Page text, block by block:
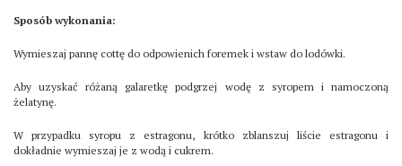
Sposób wykonania:
Wymieszaj pannę cottę do odpowienich foremek i wstaw do lodówki.
Aby uzyskać różaną galaretkę podgrzej wodę z syropem i namoczoną
żelatynę.
W przypadku syropu z estragonu, krótko zblanszuj liście estragonu i
dokładnie wymieszaj je z wodą i cukrem.